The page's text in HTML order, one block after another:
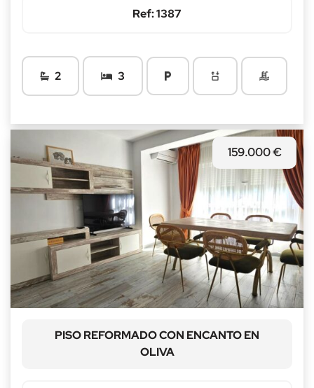
Ref: 1387
2 3
159.000 €
PISO REFORMADO CON ENCANTO EN
OLIVA